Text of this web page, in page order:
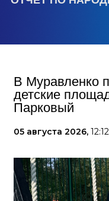
В Муравленко
детские
Парковый
05 августа 2026, 12:12